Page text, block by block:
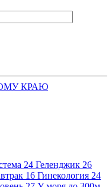
КРАЮ
24 Геленджик 26
16 Гинекология 24